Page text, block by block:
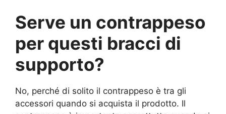
Serve un contrappeso
per questi bracci di
supporto?
No, perché di solito il contrappeso è tra gli
accessori quando si acquista il prodotto. Il